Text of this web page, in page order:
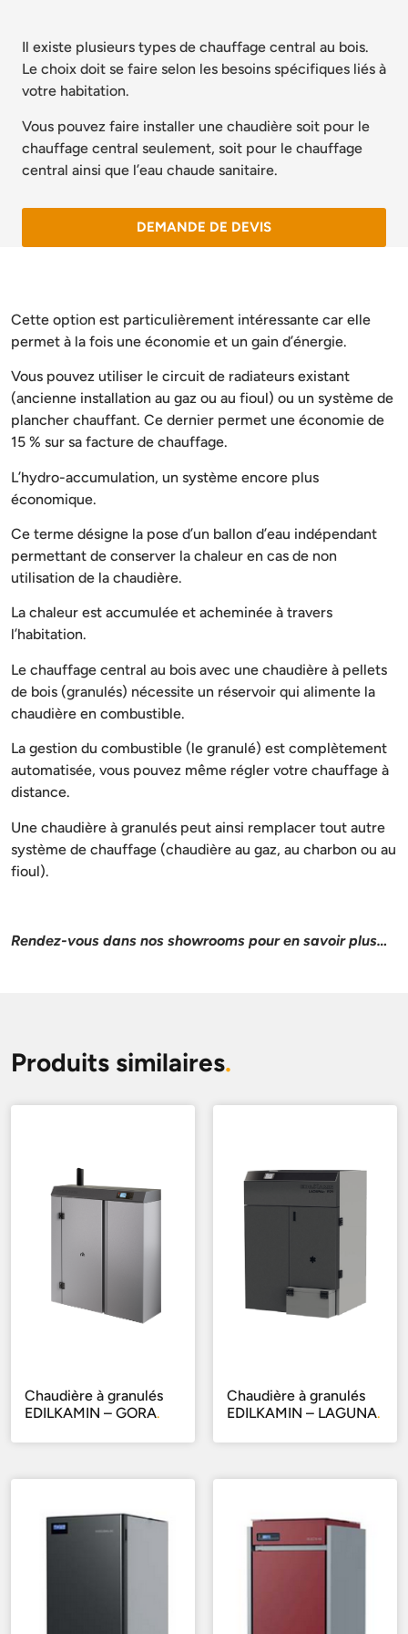
Il existe plusieurs types de chauffage central au bois.
Le choix doit se faire selon les besoins spécifiques liés à
votre habitation.
Vous pouvez faire installer une chaudière soit pour le
chauffage central seulement, soit pour le chauffage
central ainsi que l’eau chaude sanitaire.
DEMANDE DE DEVIS
Cette option est particulièrement intéressante car elle
permet à la fois une économie et un gain d’énergie.
Vous pouvez utiliser le circuit de radiateurs existant
(ancienne installation au gaz ou au fioul) ou un système de
plancher chauffant. Ce dernier permet une économie de
15 % sur sa facture de chauffage.
L’hydro-accumulation, un système encore plus
économique.
Ce terme désigne la pose d’un ballon d’eau indépendant
permettant de conserver la chaleur en cas de non
utilisation de la chaudière.
La chaleur est accumulée et acheminée à travers
l’habitation.
Le chauffage central au bois avec une chaudière à pellets
de bois (granulés) nécessite un réservoir qui alimente la
chaudière en combustible.
La gestion du combustible (le granulé) est complètement
automatisée, vous pouvez même régler votre chauffage à
distance.
Une chaudière à granulés peut ainsi remplacer tout autre
système de chauffage (chaudière au gaz, au charbon ou au
fioul).
Rendez-vous dans nos showrooms pour en savoir plus…
Produits similaires.
Chaudière à granulés
EDILKAMIN – GORA.
Chaudière à granulés
EDILKAMIN – LAGUNA.